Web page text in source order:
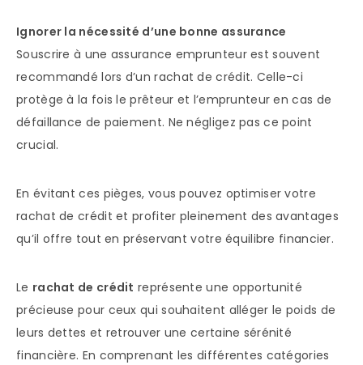
Ignorer la nécessité d’une bonne assurance
Souscrire à une assurance emprunteur est souvent
recommandé lors d’un rachat de crédit. Celle-ci
protège à la fois le prêteur et l’emprunteur en cas de
défaillance de paiement. Ne négligez pas ce point
crucial.
En évitant ces pièges, vous pouvez optimiser votre
rachat de crédit et profiter pleinement des avantages
qu’il offre tout en préservant votre équilibre financier.
Le rachat de crédit représente une opportunité
précieuse pour ceux qui souhaitent alléger le poids de
leurs dettes et retrouver une certaine sérénité
financière. En comprenant les différentes catégories